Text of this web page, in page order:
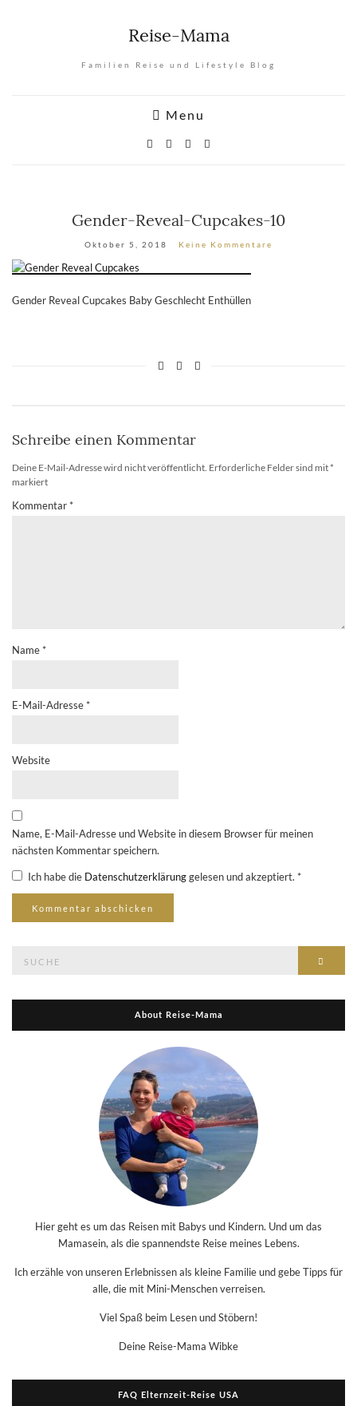
Reise-Mama
Familien Reise und Lifestyle Blog
Menu
Gender-Reveal-Cupcakes-10
Oktober 5, 2018 Keine Kommentare
Gender Reveal Cupcakes Baby Geschlecht Enthüllen
Schreibe einen Kommentar
Deine E-Mail-Adresse wird nicht veröffentlicht. Erforderliche Felder sind mit *
markiert
Kommentar *
Name *
E-Mail-Adresse *
Website
Name, E-Mail-Adresse und Website in diesem Browser für meinen
nächsten Kommentar speichern.
Ich habe die Datenschutzerklärunggelesen und akzeptiert. *
About Reise-Mama
Hier geht es um das Reisen mit Babys und Kindern. Und um das
Mamasein, als die spannendste Reise meines Lebens.
Ich erzähle von unseren Erlebnissen als kleine Familie und gebe Tipps für
alle, die mit Mini-Menschen verreisen.
Viel Spaß beim Lesen und Stöbern!
Deine Reise-Mama Wibke
FAQ Elternzeit-Reise USA